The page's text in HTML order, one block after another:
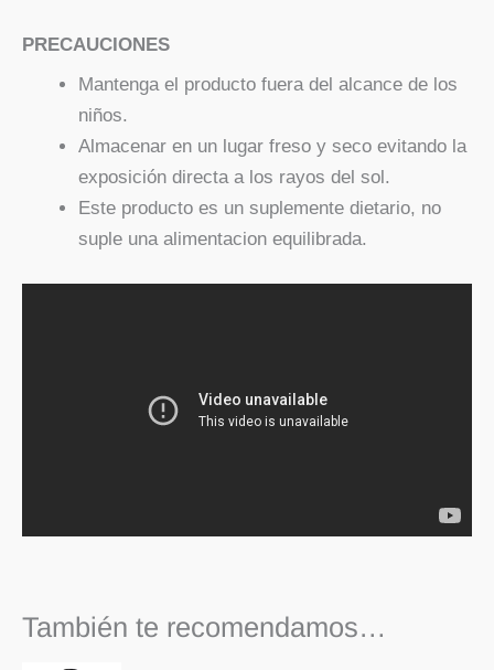
PRECAUCIONES
Mantenga el producto fuera del alcance de los
niños.
Almacenar en un lugar freso y seco evitando la
exposición directa a los rayos del sol.
Este producto es un suplemente dietario, no
suple una alimentacion equilibrada.
También te recomendamos…